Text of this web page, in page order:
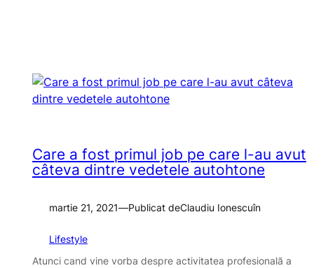
Care a fost primul job pe care l-au avut
câteva dintre vedetele autohtone
martie 21, 2021—Publicat deClaudiu Ionescuîn
Lifestyle
Atunci cand vine vorba despre activitatea profesională a